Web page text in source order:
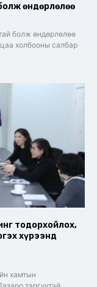
өндөрлөлөө
болж өндөрлөлөө
холбооны салбар
тодорхойлох,
хүрээнд
хамтын